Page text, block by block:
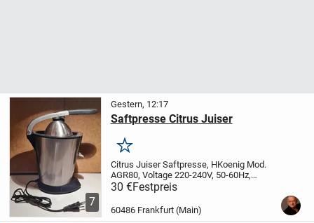
7
Gestern, 12:17
Saftpresse Citrus Juiser
Merken
Citrus Juiser Saftpresse, HKoenig Mod.
AGR80, Voltage 220-240V, 50-60Hz,
Power 160W, mit 4 Saugfüsschen für
festen Stand, diam 18 x H 29 cm,
Edelstahl/schwarz,zzgl. Versand oder
Abholung
30 €Festpreis
60486 Frankfurt (Main)